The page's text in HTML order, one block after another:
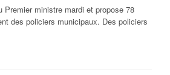
Premier ministre mardi et propose 78
des policiers municipaux. Des policiers